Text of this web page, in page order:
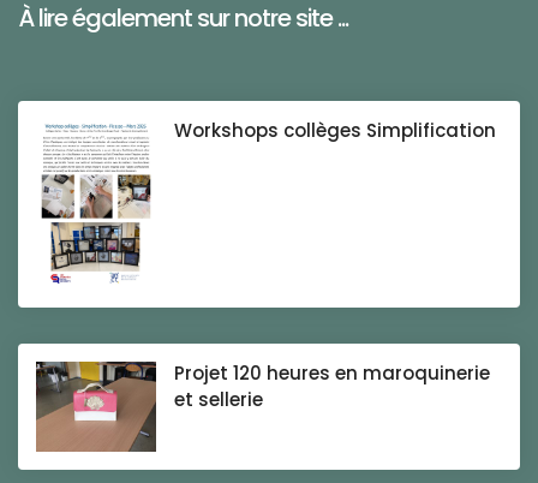
À lire également sur notre site ...
Workshops collèges Simplification
Projet 120 heures en maroquinerie
et sellerie